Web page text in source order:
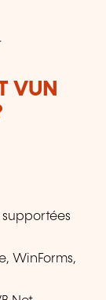
VUN
supportées
WinForms,